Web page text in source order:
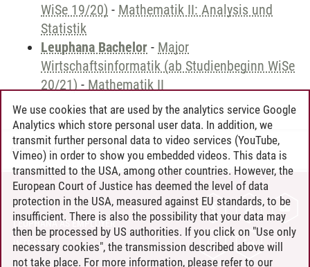
WiSe 19/20) - Mathematik II: Analysis und
Statistik
Leuphana Bachelor - Major
Wirtschaftsinformatik (ab Studienbeginn WiSe
20/21) - Mathematik II
Andreea Tribel 30.06.2024
CONTACT
LEUPHANA AS EMPLOYER
INTRANET
SITE NOTICE
We use cookies that are used by the analytics service Google
Analytics which store personal user data. In addition, we
transmit further personal data to video services (YouTube,
Vimeo) in order to show you embedded videos. This data is
transmitted to the USA, among other countries. However, the
European Court of Justice has deemed the level of data
protection in the USA, measured against EU standards, to be
insufficient. There is also the possibility that your data may
then be processed by US authorities. If you click on "Use only
necessary cookies", the transmission described above will
not take place. For more information, please refer to our